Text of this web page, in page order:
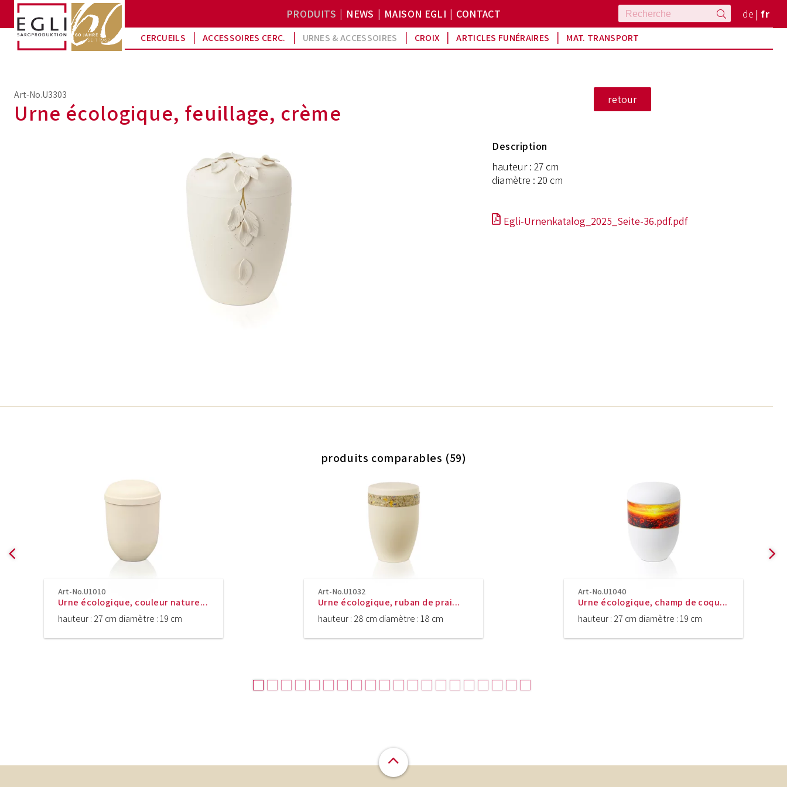
PRODUITS
CERCUEILS ACCESSOIRES CERC. URNES & ACCESSOIRES CROIX ARTICLES FUNÉRAIRES MAT. TRANSPORT
NEWS MAISON EGLI CONTACT de fr
Art-No.U3303
Urne écologique, feuillage, crème
Description
hauteur : 27 cm
diamètre : 20 cm
Egli-Urnenkatalog_2025_Seite-36.pdf.pdf
produits comparables (59)
Art-No.U1010
Urne écologique, couleur nature...
hauteur : 27 cm diamètre : 19 cm
Art-No.U1032
Urne écologique, ruban de prai...
hauteur : 28 cm diamètre : 18 cm
Art-No.U1040
Urne écologique, champ de coqu...
hauteur : 27 cm diamètre : 19 cm